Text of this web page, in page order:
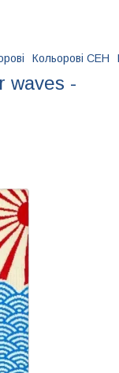
Кольорові CEH
waves -